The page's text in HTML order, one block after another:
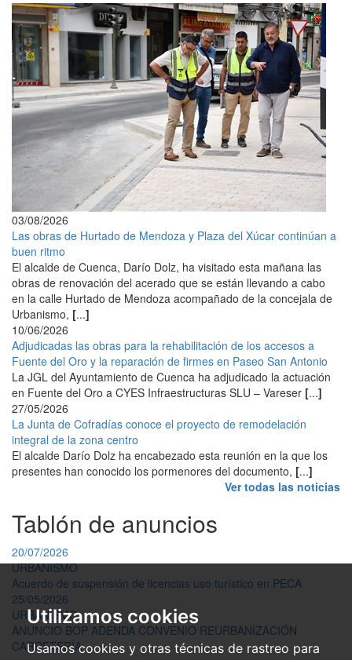
Utilizamos cookies
Usamos cookies y otras técnicas de rastreo para
03/08/2026
Las obras de Hurtado de Mendoza y Plaza del Xúcar continúan a
buen ritmo
El alcalde de Cuenca, Darío Dolz, ha visitado esta mañana las
obras de renovación del acerado que se están llevando a cabo
en la calle Hurtado de Mendoza acompañado de la concejala de
Urbanismo, [...]
10/06/2026
Adjudicadas las obras para la rehabilitación de los accesos a
Fuente del Oro y la reparación de firmes en Paseo San Antonio
La JGL del Ayuntamiento de Cuenca ha adjudicado la actuación
en Fuente del Oro a CYES Infraestructuras SLU – Vareser [...]
27/05/2026
La Junta de Cofradías conoce el proyecto de remodelación
integral de la zona centro
El alcalde Darío Dolz ha encabezado esta reunión en la que los
presentes han conocido los pormenores del documento, [...]
Ver todas las noticias
Tablón de anuncios
20/07/2026
URBANISMO
Acuerdo de suspensión de licencias uso turístico en PECA
25/05/2026
URBANISMO
ANUNCIO BOP ADENDA CONVENIO REURBANIZACIÓN
CARRETERÍA